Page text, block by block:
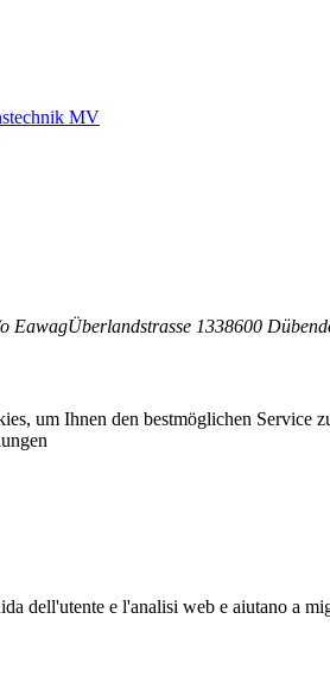
MV
EawagÜberlandstrasse 1338600
um Ihnen den bestmöglichen Service
dell'utente e l'analisi web e aiutano a